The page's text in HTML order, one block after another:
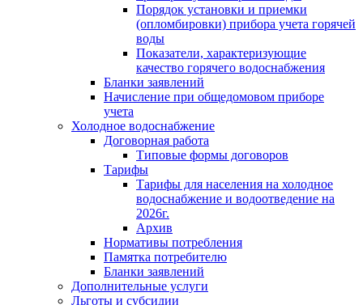
Порядок установки и приемки
(опломбировки) прибора учета горячей
воды
Показатели, характеризующие
качество горячего водоснабжения
Бланки заявлений
Начисление при общедомовом приборе
учета
Холодное водоснабжение
Договорная работа
Типовые формы договоров
Тарифы
Тарифы для населения на холодное
водоснабжение и водоотведение на
2026г.
Архив
Нормативы потребления
Памятка потребителю
Бланки заявлений
Дополнительные услуги
Льготы и субсидии